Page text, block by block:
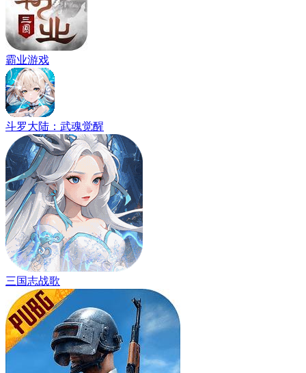
霸业游戏
斗罗大陆：武魂觉醒
三国志战歌